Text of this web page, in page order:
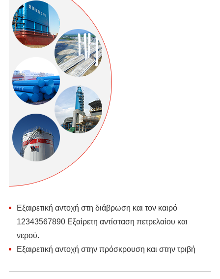
Εξαιρετική αντοχή στη διάβρωση και τον καιρό
12343567890 Εξαίρετη αντίσταση πετρελαίου και
νερού.
Εξαιρετική αντοχή στην πρόσκρουση και στην τριβή